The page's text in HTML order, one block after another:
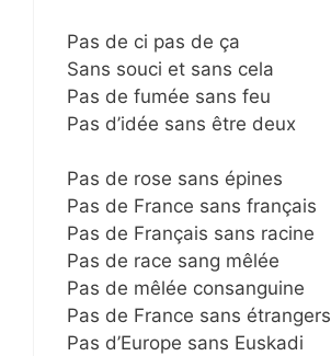
Pas de ci pas de ça
Sans souci et sans cela
Pas de fumée sans feu
Pas d’idée sans être deux
Pas de rose sans épines
Pas de France sans français
Pas de Français sans racine
Pas de race sang mêlée
Pas de mêlée consanguine
Pas de France sans étrangers
Pas d’Europe sans Euskadi